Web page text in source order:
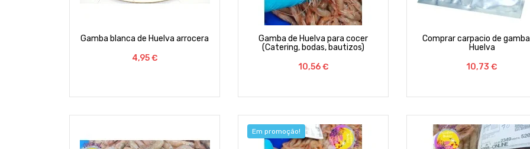
Gamba blanca de Huelva arrocera
Preço
4,95 €
Gamba de Huelva para cocer
(Catering, bodas, bautizos)
Preço
10,56 €
Comprar carpacio de
Huelva
Preço
10,73 €
Em promoção!